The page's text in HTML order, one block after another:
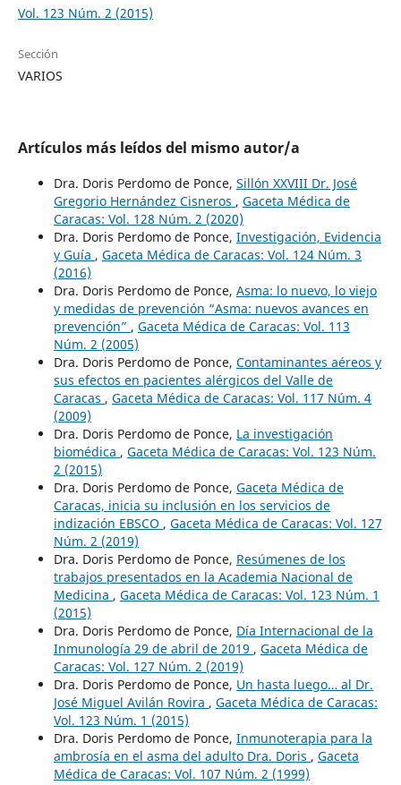
Vol. 123 Núm. 2 (2015)
Sección
VARIOS
Artículos más leídos del mismo autor/a
Dra. Doris Perdomo de Ponce, Sillón XXVIII Dr. José
Gregorio Hernández Cisneros , Gaceta Médica de
Caracas: Vol. 128 Núm. 2 (2020)
Dra. Doris Perdomo de Ponce, Investigación, Evidencia
y Guía , Gaceta Médica de Caracas: Vol. 124 Núm. 3
(2016)
Dra. Doris Perdomo de Ponce, Asma: lo nuevo, lo viejo
y medidas de prevención “Asma: nuevos avances en
prevención” , Gaceta Médica de Caracas: Vol. 113
Núm. 2 (2005)
Dra. Doris Perdomo de Ponce, Contaminantes aéreos y
sus efectos en pacientes alérgicos del Valle de
Caracas , Gaceta Médica de Caracas: Vol. 117 Núm. 4
(2009)
Dra. Doris Perdomo de Ponce, La investigación
biomédica , Gaceta Médica de Caracas: Vol. 123 Núm.
2 (2015)
Dra. Doris Perdomo de Ponce, Gaceta Médica de
Caracas, inicia su inclusión en los servicios de
indización EBSCO , Gaceta Médica de Caracas: Vol. 127
Núm. 2 (2019)
Dra. Doris Perdomo de Ponce, Resúmenes de los
trabajos presentados en la Academia Nacional de
Medicina , Gaceta Médica de Caracas: Vol. 123 Núm. 1
(2015)
Dra. Doris Perdomo de Ponce, Día Internacional de la
Inmunología 29 de abril de 2019 , Gaceta Médica de
Caracas: Vol. 127 Núm. 2 (2019)
Dra. Doris Perdomo de Ponce, Un hasta luego… al Dr.
José Miguel Avilán Rovira , Gaceta Médica de Caracas:
Vol. 123 Núm. 1 (2015)
Dra. Doris Perdomo de Ponce, Inmunoterapia para la
ambrosía en el asma del adulto Dra. Doris , Gaceta
Médica de Caracas: Vol. 107 Núm. 2 (1999)